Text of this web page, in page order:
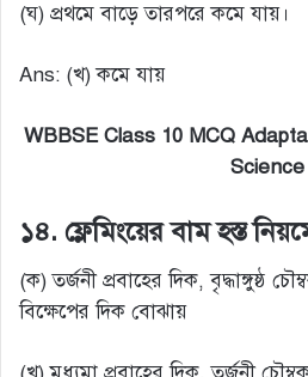
(ঘ) প্রথমে বাড়ে তারপরে কমে যায়।
Ans: (খ) কমে যায়
WBBSE Class 10 MCQ
Science
১৪. ফ্লেমিংয়ের বাম হস্ত
(ক) তর্জনী প্রবাহের দিক, বৃদ্ধাঙ্গুষ্ঠ
বিক্ষেপের দিক বোঝায়